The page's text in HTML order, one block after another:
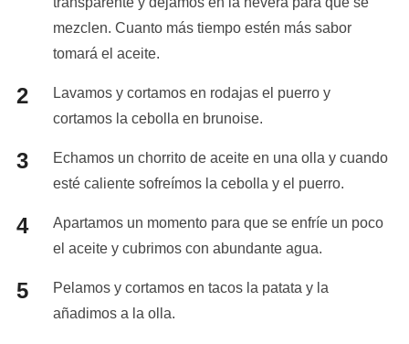
mezclen. Cuanto más tiempo estén más sabor
tomará el aceite.
Lavamos y cortamos en rodajas el puerro y
cortamos la cebolla en brunoise.
Echamos un chorrito de aceite en una olla y cuando
esté caliente sofreímos la cebolla y el puerro.
Apartamos un momento para que se enfríe un poco
el aceite y cubrimos con abundante agua.
Pelamos y cortamos en tacos la patata y la
añadimos a la olla.